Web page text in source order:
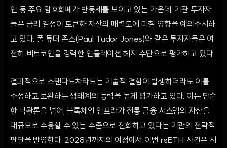
인 등 주요 암호화폐가 반등세를 보이고 있는 가운데, 기관 투자자
들은 금리 결정이 토큰화 자산의 매력도에 미칠 영향을 예의주시하
고 있다. 폴 튜더 존스(Paul Tudor Jones)와 같은 투자자들은 여
전히 비트코인을 강력한 인플레이션 헤지 수단으로 평가하고 있다.
결과적으로 스탠다드차타드는 기술적 결함이 발생하더라도 이를
수정하고 보완하는 생태계의 능력을 높게 평가하고 있다. 이는 단순
한 낙관론을 넘어, 블록체인 인프라가 전통 금융 시스템의 자산을
대규모로 수용할 수 있는 수준으로 진화하고 있다는 기관의 전략적
판단을 반영한다. 2028년까지의 여정에서 이번 rsETH 사건은 시